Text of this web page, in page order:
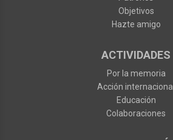
Objetivos
Hazte amigo
ACTIVIDADES
Por la memoria
Acción internacional
Educación
Colaboraciones